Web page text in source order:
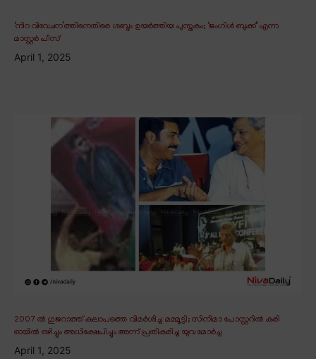
‘നിറ വിവേചന’ത്തിനെതിരെ ശബ്ദം ഉയർത്തിയ പുസ്തകം; ‘ജംഗിൾ ബുക്ക്’ എന്ന
മാസ്റ്റർ പീസ്
April 1, 2025
2007 ൽ ഗുജറാത്ത് കലാപത്തെ വിമർശിച്ച മമ്മൂട്ടി; സിനിമാ പോസ്റ്ററിൽ കരി
ഓയിൽ ഒഴിച്ചും അധിക്ഷേപിച്ചും അന്ന് പ്രതികരിച്ച യുവ മോർച്ച
April 1, 2025